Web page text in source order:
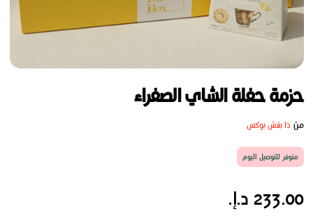
حزمة حفلة الشاي الصفراء
من ذا بنتش بوكس
متوفر للتوصيل اليوم
233.00 د.إ.